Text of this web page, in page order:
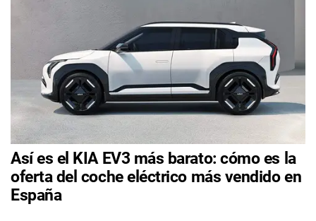
Así es el KIA EV3 más barato: cómo es la
oferta del coche eléctrico más vendido en
España